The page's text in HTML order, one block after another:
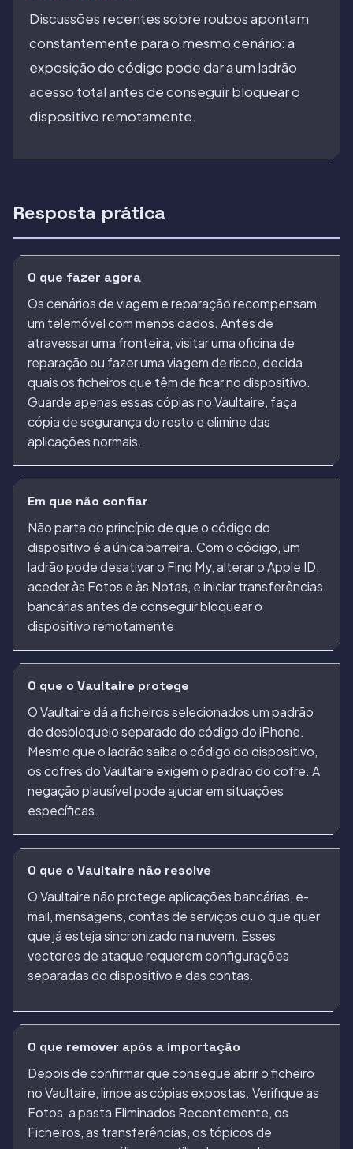
Discussões recentes sobre roubos apontam
constantemente para o mesmo cenário: a
exposição do código pode dar a um ladrão
acesso total antes de conseguir bloquear o
dispositivo remotamente.
Resposta prática
O que fazer agora
Os cenários de viagem e reparação recompensam
um telemóvel com menos dados. Antes de
atravessar uma fronteira, visitar uma oficina de
reparação ou fazer uma viagem de risco, decida
quais os ficheiros que têm de ficar no dispositivo.
Guarde apenas essas cópias no Vaultaire, faça
cópia de segurança do resto e elimine das
aplicações normais.
Em que não confiar
Não parta do princípio de que o código do
dispositivo é a única barreira. Com o código, um
ladrão pode desativar o Find My, alterar o Apple ID,
aceder às Fotos e às Notas, e iniciar transferências
bancárias antes de conseguir bloquear o
dispositivo remotamente.
O que o Vaultaire protege
O Vaultaire dá a ficheiros selecionados um padrão
de desbloqueio separado do código do iPhone.
Mesmo que o ladrão saiba o código do dispositivo,
os cofres do Vaultaire exigem o padrão do cofre. A
negação plausível pode ajudar em situações
específicas.
O que o Vaultaire não resolve
O Vaultaire não protege aplicações bancárias, e-
mail, mensagens, contas de serviços ou o que quer
que já esteja sincronizado na nuvem. Esses
vectores de ataque requerem configurações
separadas do dispositivo e das contas.
O que remover após a importação
Depois de confirmar que consegue abrir o ficheiro
no Vaultaire, limpe as cópias expostas. Verifique as
Fotos, a pasta Eliminados Recentemente, os
Ficheiros, as transferências, os tópicos de